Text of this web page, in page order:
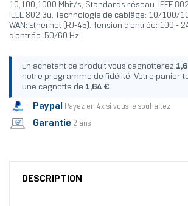
10,100,1000 Mbit/s, Standards réseau: IEEE
IEEE 802.3u, Technologie de cablâge: 10/100/
WAN: Ethernet (RJ-45). Tension d'entrée: 100 -
d'entrée: 50/60 Hz
En achetant ce produit vous cagnotterez
notre programme de fidélité. Votre panier
une cagnotte de 1,64 €.
Paypal Payez en 4x si vous le souhaitez
Garantie 2 ans
DESCRIPTION